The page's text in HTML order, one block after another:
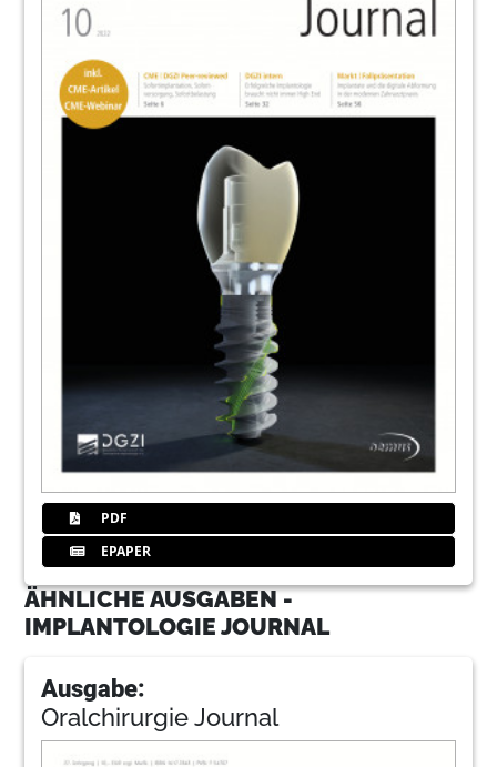
PDF
EPAPER
ÄHNLICHE AUSGABEN -
IMPLANTOLOGIE JOURNAL
Ausgabe:
Oralchirurgie Journal